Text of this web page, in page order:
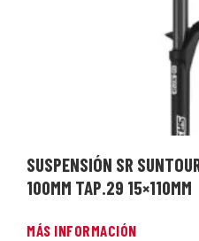
SUSPENSIÓN SR
100MM TAP.29 15×110MM
MÁS INFORMACIÓN